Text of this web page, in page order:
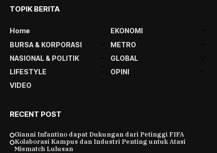
TOPIK BERITA
Home
EKONOMI
BURSA & KORPORASI
METRO
NASIONAL & POLITIK
GLOBAL
LIFESTYLE
OPINI
VIDEO
RECENT POST
Gianni Infantino dapat Dukungan dari Petinggi FIFA
Kolaborasi Kampus dan Industri Penting untuk Atasi
Mismatch Lulusan